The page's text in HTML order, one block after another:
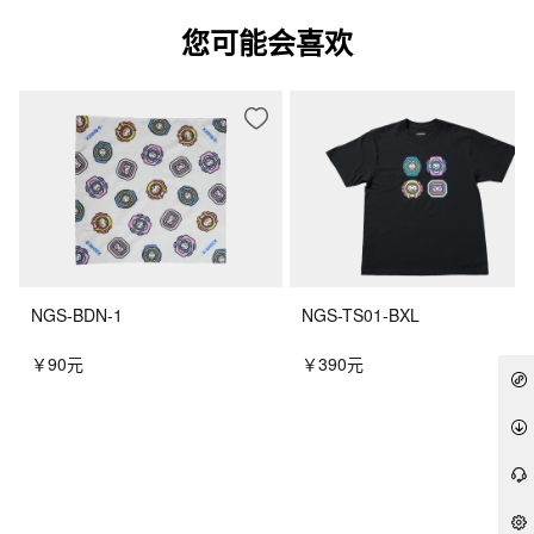
您可能会喜欢
NGS-BDN-1
￥90元
NGS-TS01-BXL
￥390元